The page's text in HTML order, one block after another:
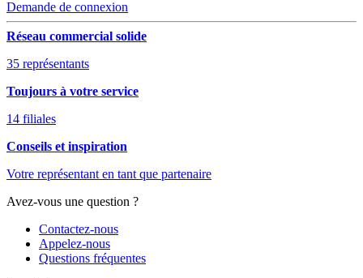
Demande de connexion
Réseau commercial solide
35 représentants
Toujours à votre service
14 filiales
Conseils et inspiration
Votre représentant en tant que partenaire
Avez-vous une question ?
Contactez-nous
Appelez-nous
Questions fréquentes